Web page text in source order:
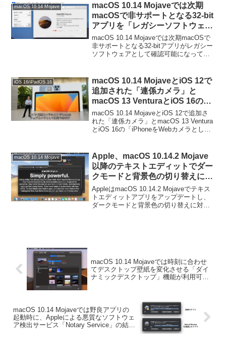
macOS 10.14 Mojave
macOS 10.14 Mojaveでは次期
macOSで非サポートとなる32-bit
アプリを「レガシーソフトウェ
ア」として確認可能に。
macOS 10.14 Mojaveでは次期macOSで
非サポートとなる32-bitアプリがレガシー
ソフトウェアとして確認可能になってい
iOS 16/iPadOS 16
macOS 10.14 MojaveとiOS 12で
追加された「連係カメラ」と
macOS 13 VenturaとiOS 16の
「iPhoneをWebカメラとして使
う」機能を勘違いしてアプリがリ
ジェクトされる問題が発生してい
macOS 10.14 MojaveとiOS 12で追加さ
れた「連係カメラ」とmacOS 13 Ventura
とiOS 16の「iPhoneをWebカメラとして
ているそ...
macOS 10.14 Mojave
Apple、macOS 10.14.2 Mojave
以降のテキストエディットでダー
クモードと背景色の切り替えに対
応。
AppleはmacOS 10.14.2 Mojaveでテキス
トエディットアプリをアップデートし、
ダークモードと背景色の切り替えに対応
macOS 10.14 Mojaveでは時刻に合わせ
てデスクトップ壁紙を変化させる「ダイ
ナミックデスクトップ」機能が利用可能
macOS 10.14 Mojaveでは野良アプリの
起動時に、Appleによる悪質なソフトウェ
ア検出サービス「Notary Service」の結果